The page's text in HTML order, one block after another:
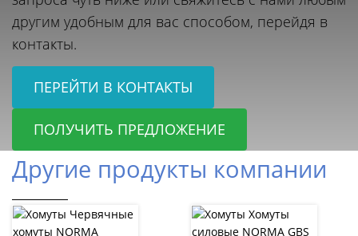
другим удобным для вас способом, перейдя в
контакты.
ПЕРЕЙТИ В КОНТАКТЫ
ПОЛУЧИТЬ ПРЕДЛОЖЕНИЕ
Другие продукты компании